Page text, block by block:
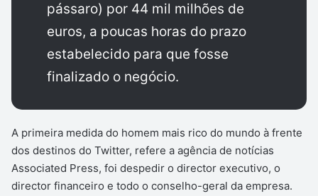
pássaro) por 44 mil milhões de
euros, a poucas horas do prazo
estabelecido para que fosse
finalizado o negócio.
A primeira medida do homem mais rico do mundo à frente
dos destinos do Twitter, refere a agência de notícias
Associated Press, foi despedir o director executivo, o
director financeiro e todo o conselho-geral da empresa.